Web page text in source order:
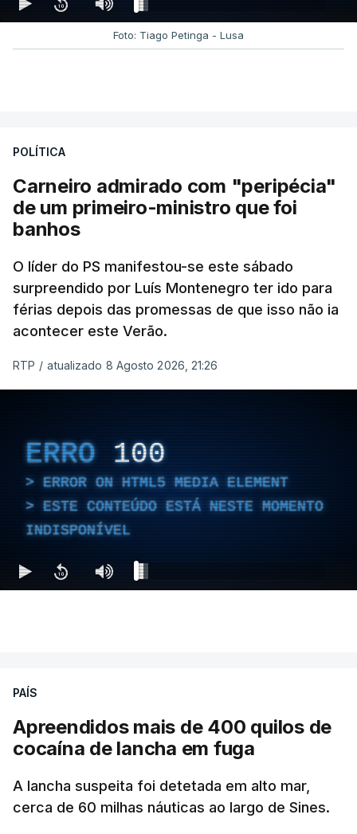
Foto: Tiago Petinga - Lusa
POLÍTICA
Carneiro admirado com "peripécia"
de um primeiro-ministro que foi
banhos
O líder do PS manifestou-se este sábado
surpreendido por Luís Montenegro ter ido para
férias depois das promessas de que isso não ia
acontecer este Verão.
RTP / atualizado 8 Agosto 2026, 21:26
ERRO 100
ERROR ON HTML5 MEDIA ELEMENT
ESTE CONTEÚDO ESTÁ NESTE MOMENTO
INDISPONÍVEL
PAÍS
Apreendidos mais de 400 quilos de
cocaína de lancha em fuga
A lancha suspeita foi detetada em alto mar,
cerca de 60 milhas náuticas ao largo de Sines.